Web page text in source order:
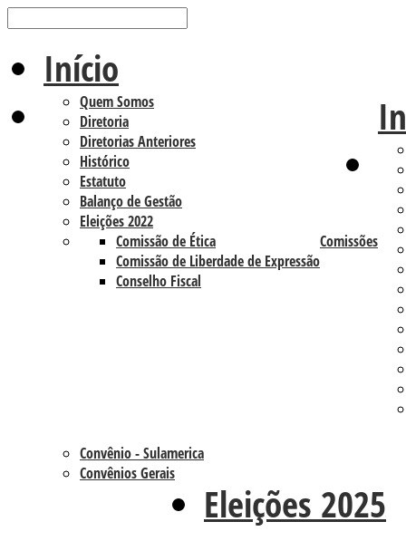
Início
Quem Somos
Diretoria
Diretorias Anteriores
Histórico
Estatuto
Balanço de Gestão
Eleições 2022
Comissões
Comissão de Ética
Comissão de Liberdade de Expressão
Conselho Fiscal
Convênio - Sulamerica
Convênios Gerais
Eleições 2025